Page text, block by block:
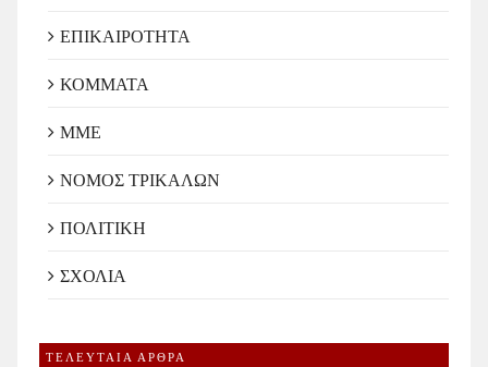
ΕΠΙΚΑΙΡΟΤΗΤΑ
ΚΟΜΜΑΤΑ
ΜΜΕ
ΝΟΜΟΣ ΤΡΙΚΑΛΩΝ
ΠΟΛΙΤΙΚΗ
ΣΧΟΛΙΑ
ΤΕΛΕΥΤΑΙΑ ΑΡΘΡΑ